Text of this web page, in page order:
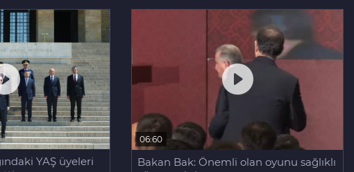
YAŞ üyeleri
06:60
Bakan Bak: Önemli olan oyunu sağlıklı